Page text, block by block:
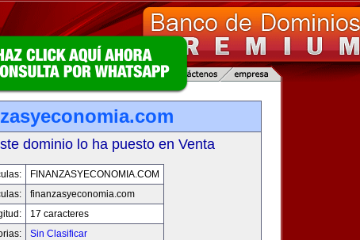
dominio lo ha puesto en Venta
FINANZASYECONOMIA.COM
finanzasyeconomia.com
17 caracteres
Sin Clasificar